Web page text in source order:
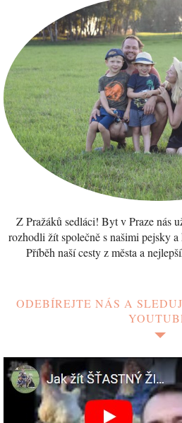
Z Pražáků sedláci! Byt v Praze nás
rozhodli žít společně s našimi pejsky
Příběh naší cesty z města a
ODEBÍREJTE NÁS A